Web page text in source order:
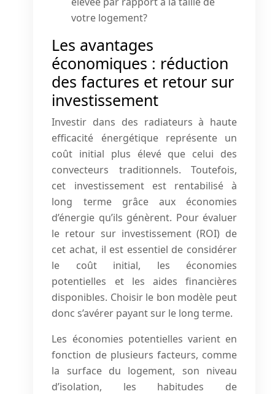
votre logement?
Les avantages
économiques : réduction
des factures et retour sur
investissement
Investir dans des radiateurs à haute
efficacité énergétique représente un
coût initial plus élevé que celui des
convecteurs traditionnels. Toutefois,
cet investissement est rentabilisé à
long terme grâce aux économies
d’énergie qu’ils génèrent. Pour évaluer
le retour sur investissement (ROI) de
cet achat, il est essentiel de considérer
le coût initial, les économies
potentielles et les aides financières
disponibles. Choisir le bon modèle peut
donc s’avérer payant sur le long terme.
Les économies potentielles varient en
fonction de plusieurs facteurs, comme
la surface du logement, son niveau
d’isolation, les habitudes de